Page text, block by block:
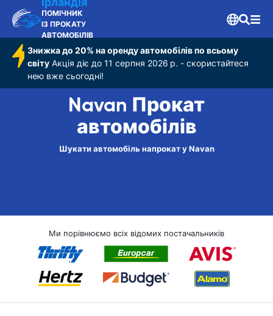
ПОМІЧНИК
ІЗ ПРОКАТУ
АВТОМОБІЛІВ
Знижка до 20% на оренду автомобілів по всьому
світу Акція діє до 11 серпня 2026 р. - скористайтеся
нею вже сьогодні!
Navan Прокат
автомобілів
Шукати автомобіль напрокат у Navan
Ми порівнюємо всіх відомих постачальників